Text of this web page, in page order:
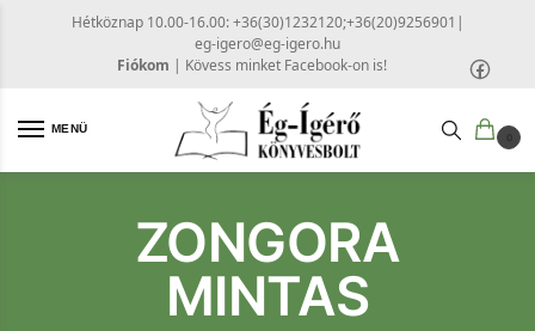
Hétköznap 10.00-16.00: +36(30)1232120;+36(20)9256901 |
eg-igero@eg-igero.hu
Fiókom | Kövess minket Facebook-on is!
MENÜ
0
ZONGORA
MINTAS